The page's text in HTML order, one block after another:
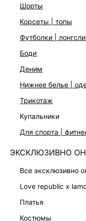
шорты
корсеты | топы
футболки |
боди
деним
нижнее белье |
трикотаж
купальники
для спорта |
ЭКСКЛЮЗИВНО
все эксклюзивно
love republic x
платья
костюмы
Шлевки для ремня
Застежка на
Цвет: бежевый
На модели размер
стандартному размеру
ДОСТАВКА И
Подробные